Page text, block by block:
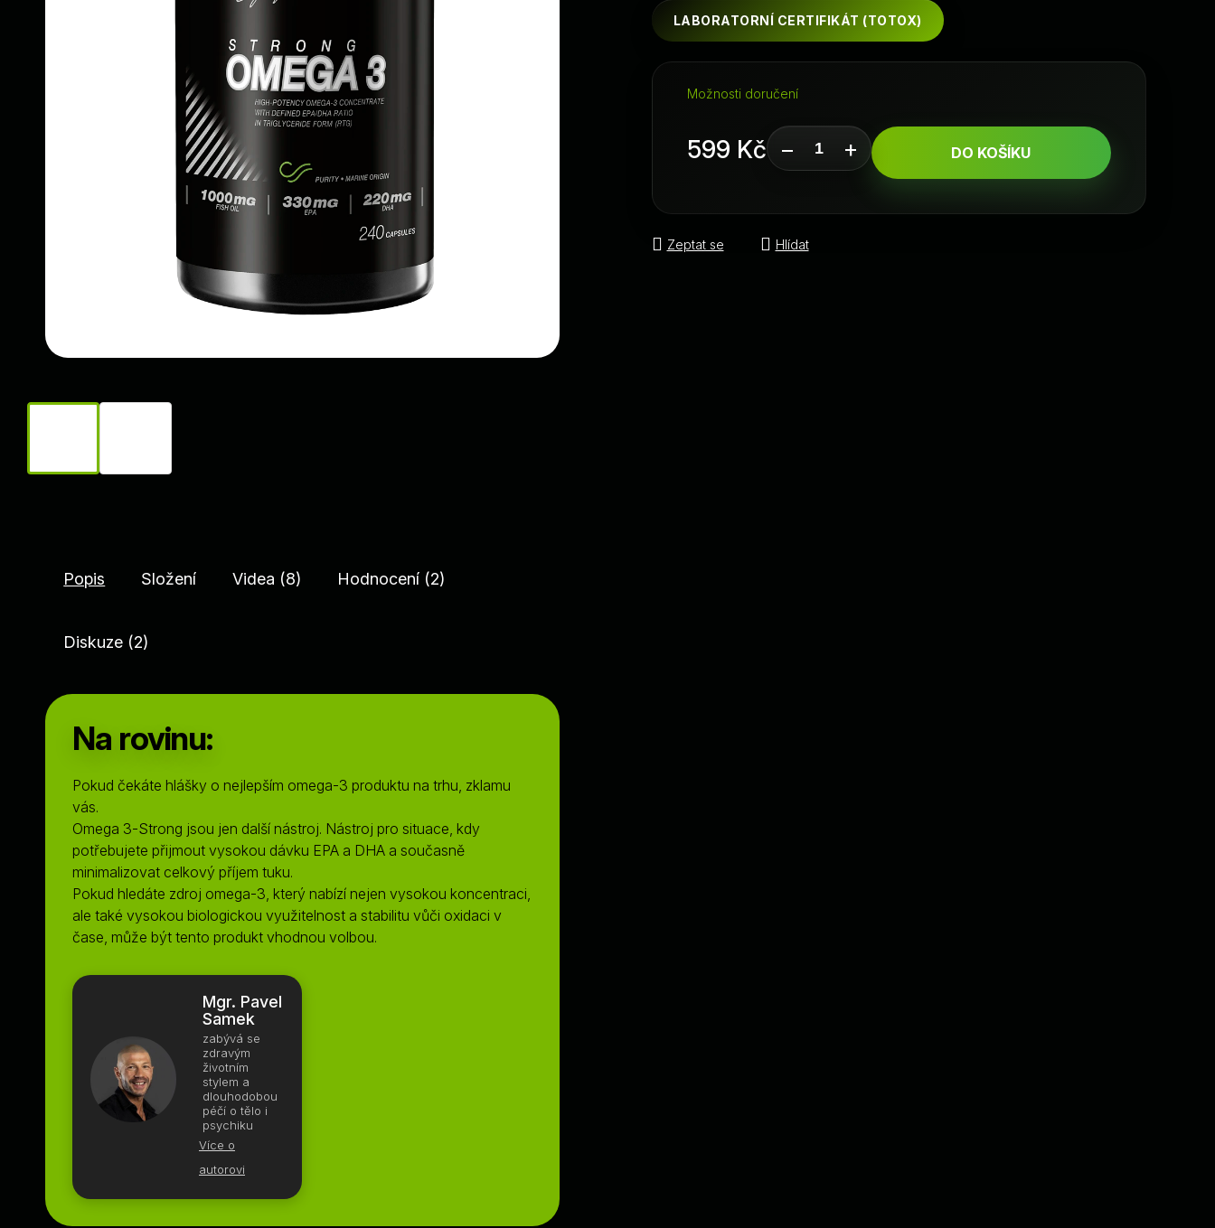
LABORATORNÍ CERTIFIKÁT (TOTOX)
Možnosti doručení
599 Kč +
− DO KOŠÍKU
Zeptat se Hlídat
Popis Složení Videa (8) Hodnocení (2)
Diskuze (2)
Na rovinu:
Pokud čekáte hlášky o nejlepším omega-3 produktu na trhu, zklamu
vás.
Omega 3-Strong jsou jen další nástroj. Nástroj pro situace, kdy
potřebujete přijmout vysokou dávku EPA a DHA a současně
minimalizovat celkový příjem tuku.
Pokud hledáte zdroj omega-3, který nabízí nejen vysokou koncentraci,
ale také vysokou biologickou využitelnost a stabilitu vůči oxidaci v
čase, může být tento produkt vhodnou volbou.
Mgr. Pavel
Samek
zabývá se
zdravým
životním
stylem a
dlouhodobou
péčí o tělo i
psychiku
Více o
autorovi